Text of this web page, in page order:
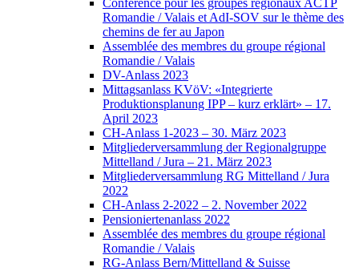
Conférence pour les groupes régionaux ACTP
Romandie / Valais et AdI-SOV sur le thème des
chemins de fer au Japon
Assemblée des membres du groupe régional
Romandie / Valais
DV-Anlass 2023
Mittagsanlass KVöV: «Integrierte
Produktionsplanung IPP – kurz erklärt» – 17.
April 2023
CH-Anlass 1-2023 – 30. März 2023
Mitgliederversammlung der Regionalgruppe
Mittelland / Jura – 21. März 2023
Mitgliederversammlung RG Mittelland / Jura
2022
CH-Anlass 2-2022 – 2. November 2022
Pensioniertenanlass 2022
Assemblée des membres du groupe régional
Romandie / Valais
RG-Anlass Bern/Mittelland & Suisse